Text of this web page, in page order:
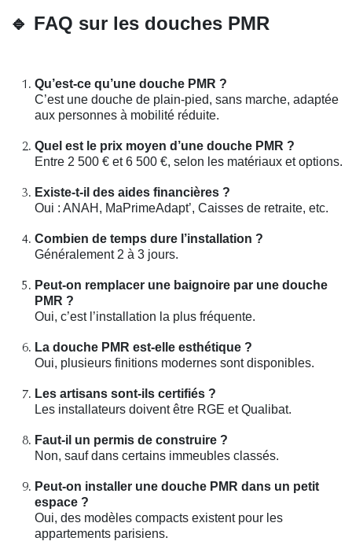
🔹 FAQ sur les douches PMR
Qu’est-ce qu’une douche PMR ?
C’est une douche de plain-pied, sans marche, adaptée
aux personnes à mobilité réduite.
Quel est le prix moyen d’une douche PMR ?
Entre 2 500 € et 6 500 €, selon les matériaux et options.
Existe-t-il des aides financières ?
Oui : ANAH, MaPrimeAdapt’, Caisses de retraite, etc.
Combien de temps dure l’installation ?
Généralement 2 à 3 jours.
Peut-on remplacer une baignoire par une douche
PMR ?
Oui, c’est l’installation la plus fréquente.
La douche PMR est-elle esthétique ?
Oui, plusieurs finitions modernes sont disponibles.
Les artisans sont-ils certifiés ?
Les installateurs doivent être RGE et Qualibat.
Faut-il un permis de construire ?
Non, sauf dans certains immeubles classés.
Peut-on installer une douche PMR dans un petit
espace ?
Oui, des modèles compacts existent pour les
appartements parisiens.